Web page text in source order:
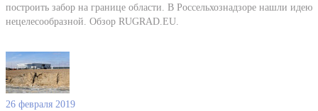
построить забор на границе области. В Россельхознадзоре нашли идею
нецелесообразной. Обзор RUGRAD.EU.
26 февраля 2019